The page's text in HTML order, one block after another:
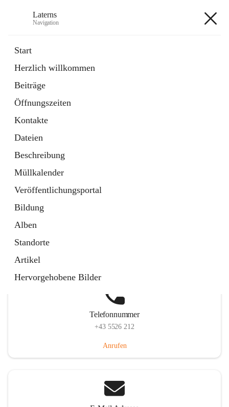
Laterns
Navigation
Start
Herzlich willkommen
Beiträge
Öffnungszeiten
Kontakte
Dateien
Beschreibung
Müllkalender
Veröffentlichungsportal
Bildung
Alben
Standorte
Artikel
Hervorgehobene Bilder
11 Schnellzugriffe
Soziales
1 Schnellzugriff
Telefonnummer
+43 5526 212
Anrufen